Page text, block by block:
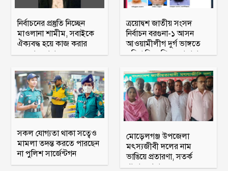
নির্বাচনের প্রস্তুতি নিচ্ছেন
মাওলানা শামীম, সবাইকে
ঐক্যবদ্ধ হয়ে কাজ করার
অহব্বান জানান
ত্রয়োদ্বশ জাতীয় সংসদ
নির্বাচন বরগুনা-১ আসন
আওয়ামীলীগ দুর্গ ভাঙ্গতে
মরিয়া বিএনপি ও জামায়াত
সকল যোগ্যতা থাকা সত্বেও
মামলা তদন্ত করতে পারছেন
না পুলিশ সার্জেন্টগন
মোড়েলগঞ্জ উপজেলা
মৎস্যজীবী দলের নাম
ভাঙিয়ে প্রতারণা, সতর্ক
থাকার আহ্বান